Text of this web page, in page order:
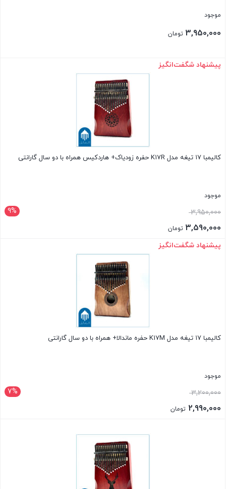
موجود
3,950,000 تومان
بستن
پیشنهاد شگفت‌انگیز
کالیمبا ۱۷ تیغه مدل K17R حفره زودیاک+ هاردکیس همراه با دو سال گارانتی
موجود
9% 3,950,000
3,590,000 تومان
بستن
پیشنهاد شگفت‌انگیز
کالیمبا ۱۷ تیغه مدل K17M حفره ماندالا+ همراه با دو سال گارانتی
موجود
7% 3,200,000
2,990,000 تومان